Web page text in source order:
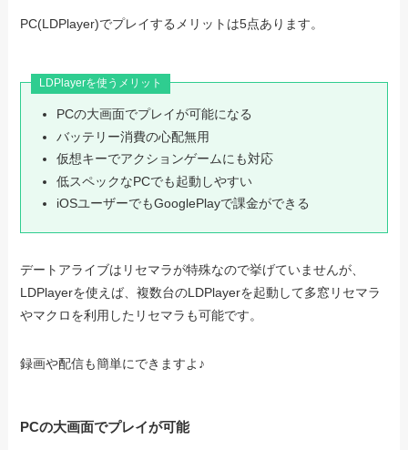
PC(LDPlayer)でプレイするメリットは5点あります。
LDPlayerを使うメリット
PCの大画面でプレイが可能になる
バッテリー消費の心配無用
仮想キーでアクションゲームにも対応
低スペックなPCでも起動しやすい
iOSユーザーでもGooglePlayで課金ができる
デートアライブはリセマラが特殊なので挙げていませんが、
LDPlayerを使えば、複数台のLDPlayerを起動して多窓リセマラ
やマクロを利用したリセマラも可能です。
録画や配信も簡単にできますよ♪
PCの大画面でプレイが可能